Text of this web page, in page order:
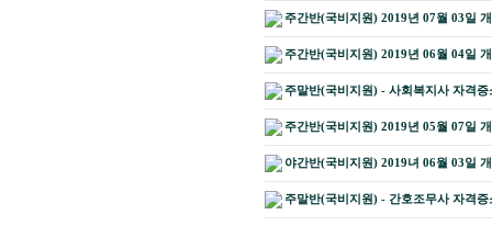
주간반(국비지원) 2019년 07월 03일
주간반(국비지원) 2019년 06월 04일
주말반(국비지원) - 사회복지사 자격
주간반(국비지원) 2019년 05월 07일
야간반(국비지원) 2019녀 06월 03일
주말반(국비지원) - 간호조무사 자격